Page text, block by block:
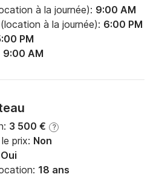
à la journée): 9:00 AM
à la journée): 6:00 PM
PM
9:00 AM
3 500 € ?
prix: Non
Oui
18 ans